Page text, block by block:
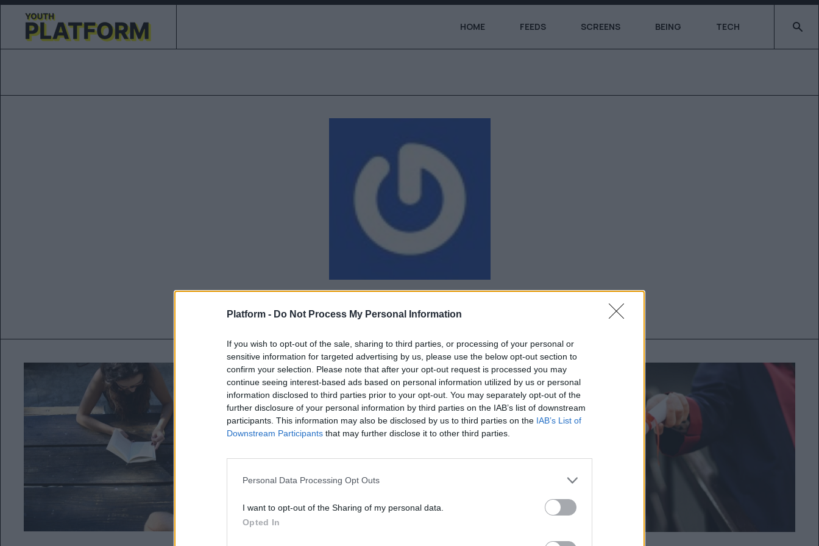
Platform - Do Not Process My Personal Information
If you wish to opt-out of the sale, sharing to third parties, or processing of your personal or
sensitive information for targeted advertising by us, please use the below opt-out section to
confirm your selection. Please note that after your opt-out request is processed you may
continue seeing interest-based ads based on personal information utilized by us or personal
information disclosed to third parties prior to your opt-out. You may separately opt-out of the
further disclosure of your personal information by third parties on the IAB’s list of downstream
participants. This information may also be disclosed by us to third parties on the IAB’s List of
Downstream Participants that may further disclose it to other third parties.
Personal Data Processing Opt Outs
I want to opt-out of the Sharing of my personal data.
Opted In
HOME FEEDS SCREENS BEING TECH Type